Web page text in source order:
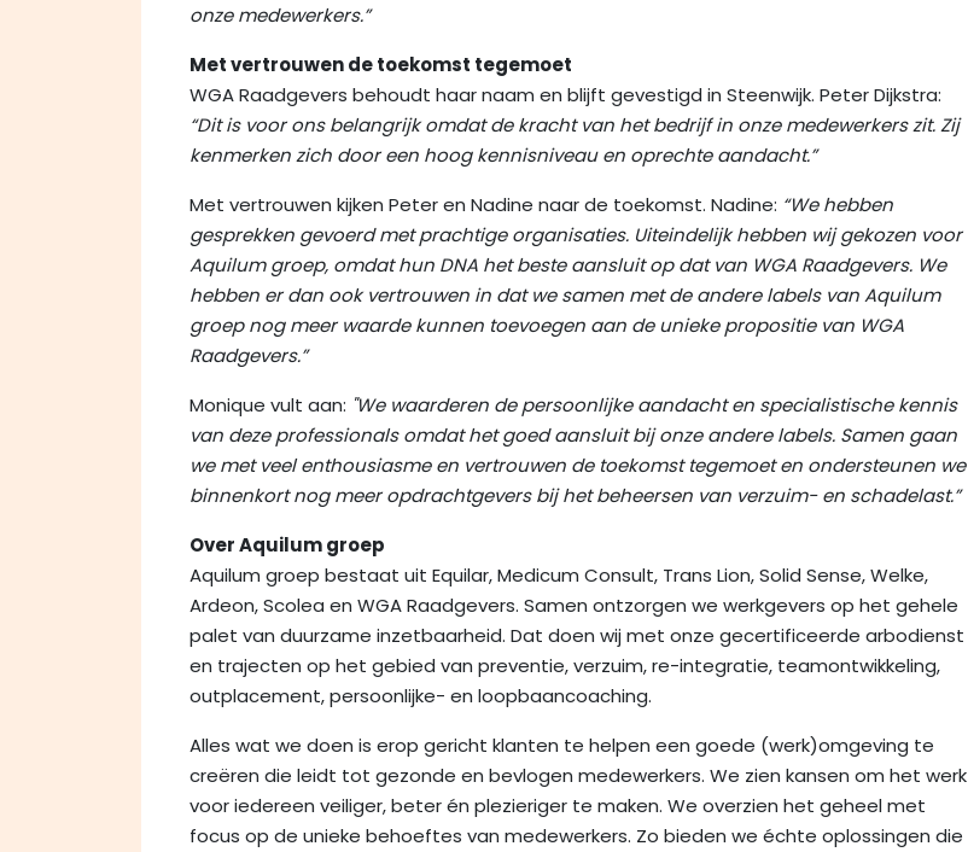
onze medewerkers.”
Met vertrouwen de toekomst tegemoet
WGA Raadgevers behoudt haar naam en blijft gevestigd in Steenwijk. Peter Dijkstra:
“Dit is voor ons belangrijk omdat de kracht van het bedrijf in onze medewerkers zit. Zij
kenmerken zich door een hoog kennisniveau en oprechte aandacht.”
Met vertrouwen kijken Peter en Nadine naar de toekomst. Nadine: “We hebben
gesprekken gevoerd met prachtige organisaties. Uiteindelijk hebben wij gekozen voor
Aquilum groep, omdat hun DNA het beste aansluit op dat van WGA Raadgevers. We
hebben er dan ook vertrouwen in dat we samen met de andere labels van Aquilum
groep nog meer waarde kunnen toevoegen aan de unieke propositie van WGA
Raadgevers.”
Monique vult aan: "We waarderen de persoonlijke aandacht en specialistische kennis
van deze professionals omdat het goed aansluit bij onze andere labels. Samen gaan
we met veel enthousiasme en vertrouwen de toekomst tegemoet en ondersteunen we
binnenkort nog meer opdrachtgevers bij het beheersen van verzuim- en schadelast.”
Over Aquilum groep
Aquilum groep bestaat uit Equilar, Medicum Consult, Trans Lion, Solid Sense, Welke,
Ardeon, Scolea en WGA Raadgevers. Samen ontzorgen we werkgevers op het gehele
palet van duurzame inzetbaarheid. Dat doen wij met onze gecertificeerde arbodienst
en trajecten op het gebied van preventie, verzuim, re-integratie, teamontwikkeling,
outplacement, persoonlijke- en loopbaancoaching.
Alles wat we doen is erop gericht klanten te helpen een goede (werk)omgeving te
creëren die leidt tot gezonde en bevlogen medewerkers. We zien kansen om het werk
voor iedereen veiliger, beter én plezieriger te maken. We overzien het geheel met
focus op de unieke behoeftes van medewerkers. Zo bieden we échte oplossingen die